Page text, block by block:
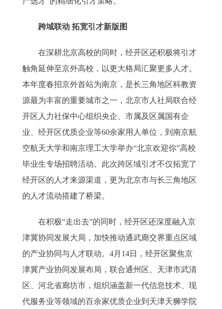
跨域联动 拓宽引才新版图
在深耕北京高校的同时，经开区还积极将引才
触角延伸至京外高校，以更大格局汇聚更多人才。
本年度春招京外首站为南京，是长三角地区科教资
源最为丰富的重要城市之一，北京市人社局联合经
开区人力社保中心组织央企、市属及区属国有企
业、经开区优质企业等60余家用人单位，到南京航
空航天大学和南京理工大学举办“北京欢迎你”高校
毕业生专场招聘活动。此次跨区域引才不仅拓宽了
经开区的人才来源渠道，更为北京市与长三角地区
的人才流动搭建了桥梁。
在积极“走出去”的同时，经开区还深度融入京
津冀协同发展大局，加快推动通武廊交界重点区域
的产业协同与人才联动。4月14日，经开区聚焦京
津冀产业协同发展布局，联合通州区、天津市武清
区、河北省廊坊市，组织涵盖新一代信息技术、现
代服务业等领域的百余家优质企业到天津天狮学院